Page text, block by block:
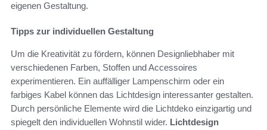
eigenen Gestaltung.
Tipps zur individuellen Gestaltung
Um die Kreativität zu fördern, können Designliebhaber mit
verschiedenen Farben, Stoffen und Accessoires
experimentieren. Ein auffälliger Lampenschirm oder ein
farbiges Kabel können das Lichtdesign interessanter gestalten.
Durch persönliche Elemente wird die Lichtdeko einzigartig und
spiegelt den individuellen Wohnstil wider. Lichtdesign